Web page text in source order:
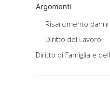
Argomenti
Risarcimento
Diritto del Lavoro
Diritto di Famiglia e